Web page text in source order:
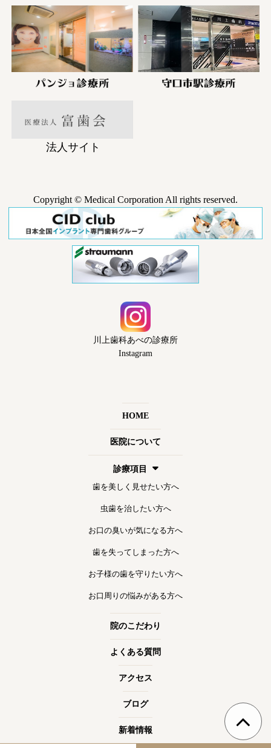
法人サイト
Copyright © Medical Corporation All rights reserved.
川上歯科あべの診療所
Instagram
HOME
医院について
診療項目
歯を美しく見せたい方へ
虫歯を治したい方へ
お口の臭いが気になる方へ
歯を失ってしまった方へ
お子様の歯を守りたい方へ
お口周りの悩みがある方へ
院のこだわり
よくある質問
アクセス
ブログ
新着情報